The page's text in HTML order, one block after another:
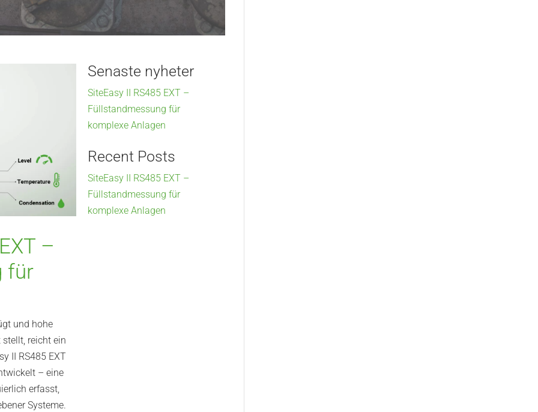
–
für
und hohe
reicht ein
II RS485 EXT
– eine
erfasst,
Systeme.
Senaste nyheter
SiteEasy II RS485 EXT –
Füllstandmessung für
komplexe Anlagen
Recent Posts
SiteEasy II RS485 EXT –
Füllstandmessung für
komplexe Anlagen